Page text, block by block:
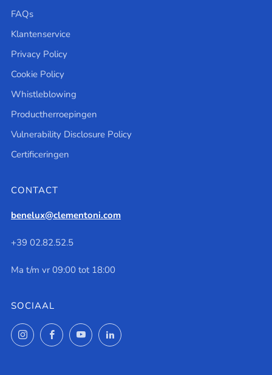
FAQs
Klantenservice
Privacy Policy
Cookie Policy
Whistleblowing
Productherroepingen
Vulnerability Disclosure Policy
Certificeringen
CONTACT
benelux@clementoni.com
+39 02.82.52.5
Ma t/m vr 09:00 tot 18:00
SOCIAAL
InstagramFacebookYouTubeLinkedIn